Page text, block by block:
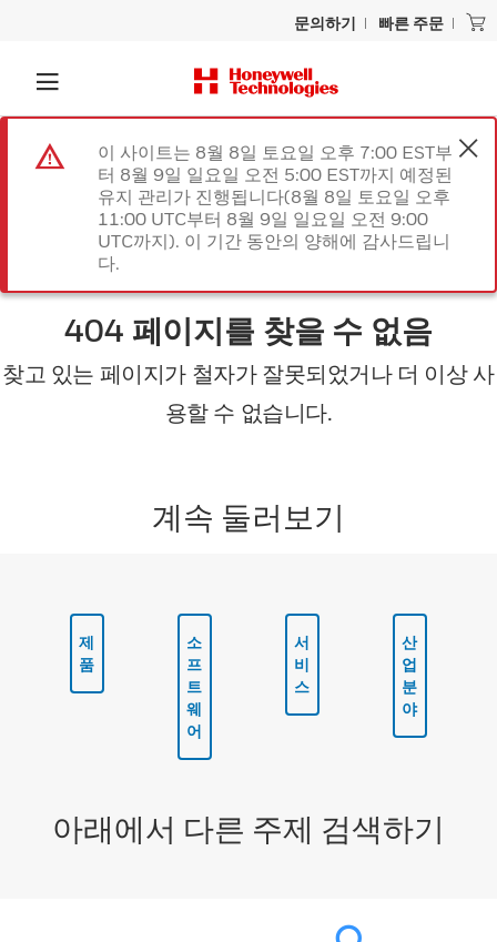
문의하기 빠른 주문
이 사이트는 8월 8일 토요일 오후 7:00 EST부
터 8월 9일 일요일 오전 5:00 EST까지 예정된
유지 관리가 진행됩니다(8월 8일 토요일 오후
11:00 UTC부터 8월 9일 일요일 오전 9:00
UTC까지). 이 기간 동안의 양해에 감사드립니
다.
404 페이지를 찾을 수 없음
찾고 있는 페이지가 철자가 잘못되었거나 더 이상 사
용할 수 없습니다.
계속 둘러보기
제
품
소
프
트
웨
어
서
비
스
산
업
분
야
아래에서 다른 주제 검색하기